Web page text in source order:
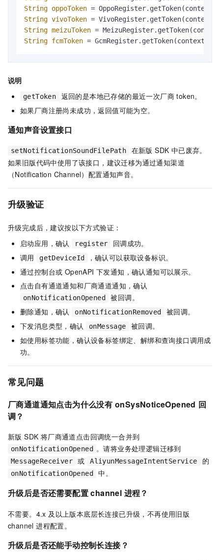
String oppoToken =
String vivoToken =
String meizuToken =
String fcmToken = GcmRegister.getToken(context);
说明
getToken
返回的是本地已存储的最近一次厂商 token。
如果厂商注册尚未成功，返回值可能为空。
通知声音设置接口
setNotificationSoundFilePath
在新版 SDK 中已废弃。
如果旧版代码中使用了该接口，建议迁移为通过通知渠道
（Notification Channel）配置通知声音。
升级验证
升级完成后，建议按以下方式验证：
启动应用，确认
register
回调成功。
调用
getDeviceId
，确认可以获取设备标识。
通过控制台或 OpenAPI 下发通知，确认通知可以展示。
点击自有通道通知和厂商通道通知，确认
onNotificationOpened
被回调。
删除通知，确认
onNotificationRemoved
被回调。
下发消息类型，确认
onMessage
被回调。
如使用标签功能，确认设备标签绑定、解绑和查询接口调用成
功。
常见问题
厂商通道通知点击为什么没有 onSysNoticeOpened 回
调？
新版 SDK 将厂商通道点击回调统一合并到
onNotificationOpened 。请将业务处理逻辑迁移到
MessageReceiver 或 AliyunMessageIntentService 的
onNotificationOpened 中。
升级后是否还需要配置 channel 进程？
不需要。4.x 及以上版本底层长连接已升级，不再使用旧版
channel 进程配置。
升级后是否还能手动控制长连接？